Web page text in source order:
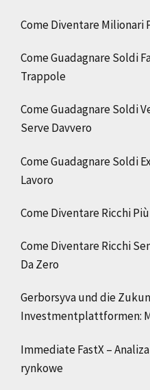
Come Diventare Milionari
Come Guadagnare Soldi
Trappole
Come Guadagnare Soldi
Serve Davvero
Come Guadagnare Soldi
Lavoro
Come Diventare Ricchi
Come Diventare Ricchi
Da Zero
Gerborsyva und die
Investmentplattformen:
Immediate FastX –
rynkowe